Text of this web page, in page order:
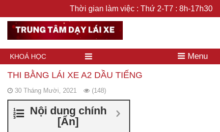
Thời gian làm việc : Thứ 2-T7 : 8h-17h30
KHOÁ HỌC Menu
THI BẰNG LÁI XE A2 DẦU TIẾNG
30 Tháng Mười, 2021 (148)
Nội dung chính
[Ẩn]